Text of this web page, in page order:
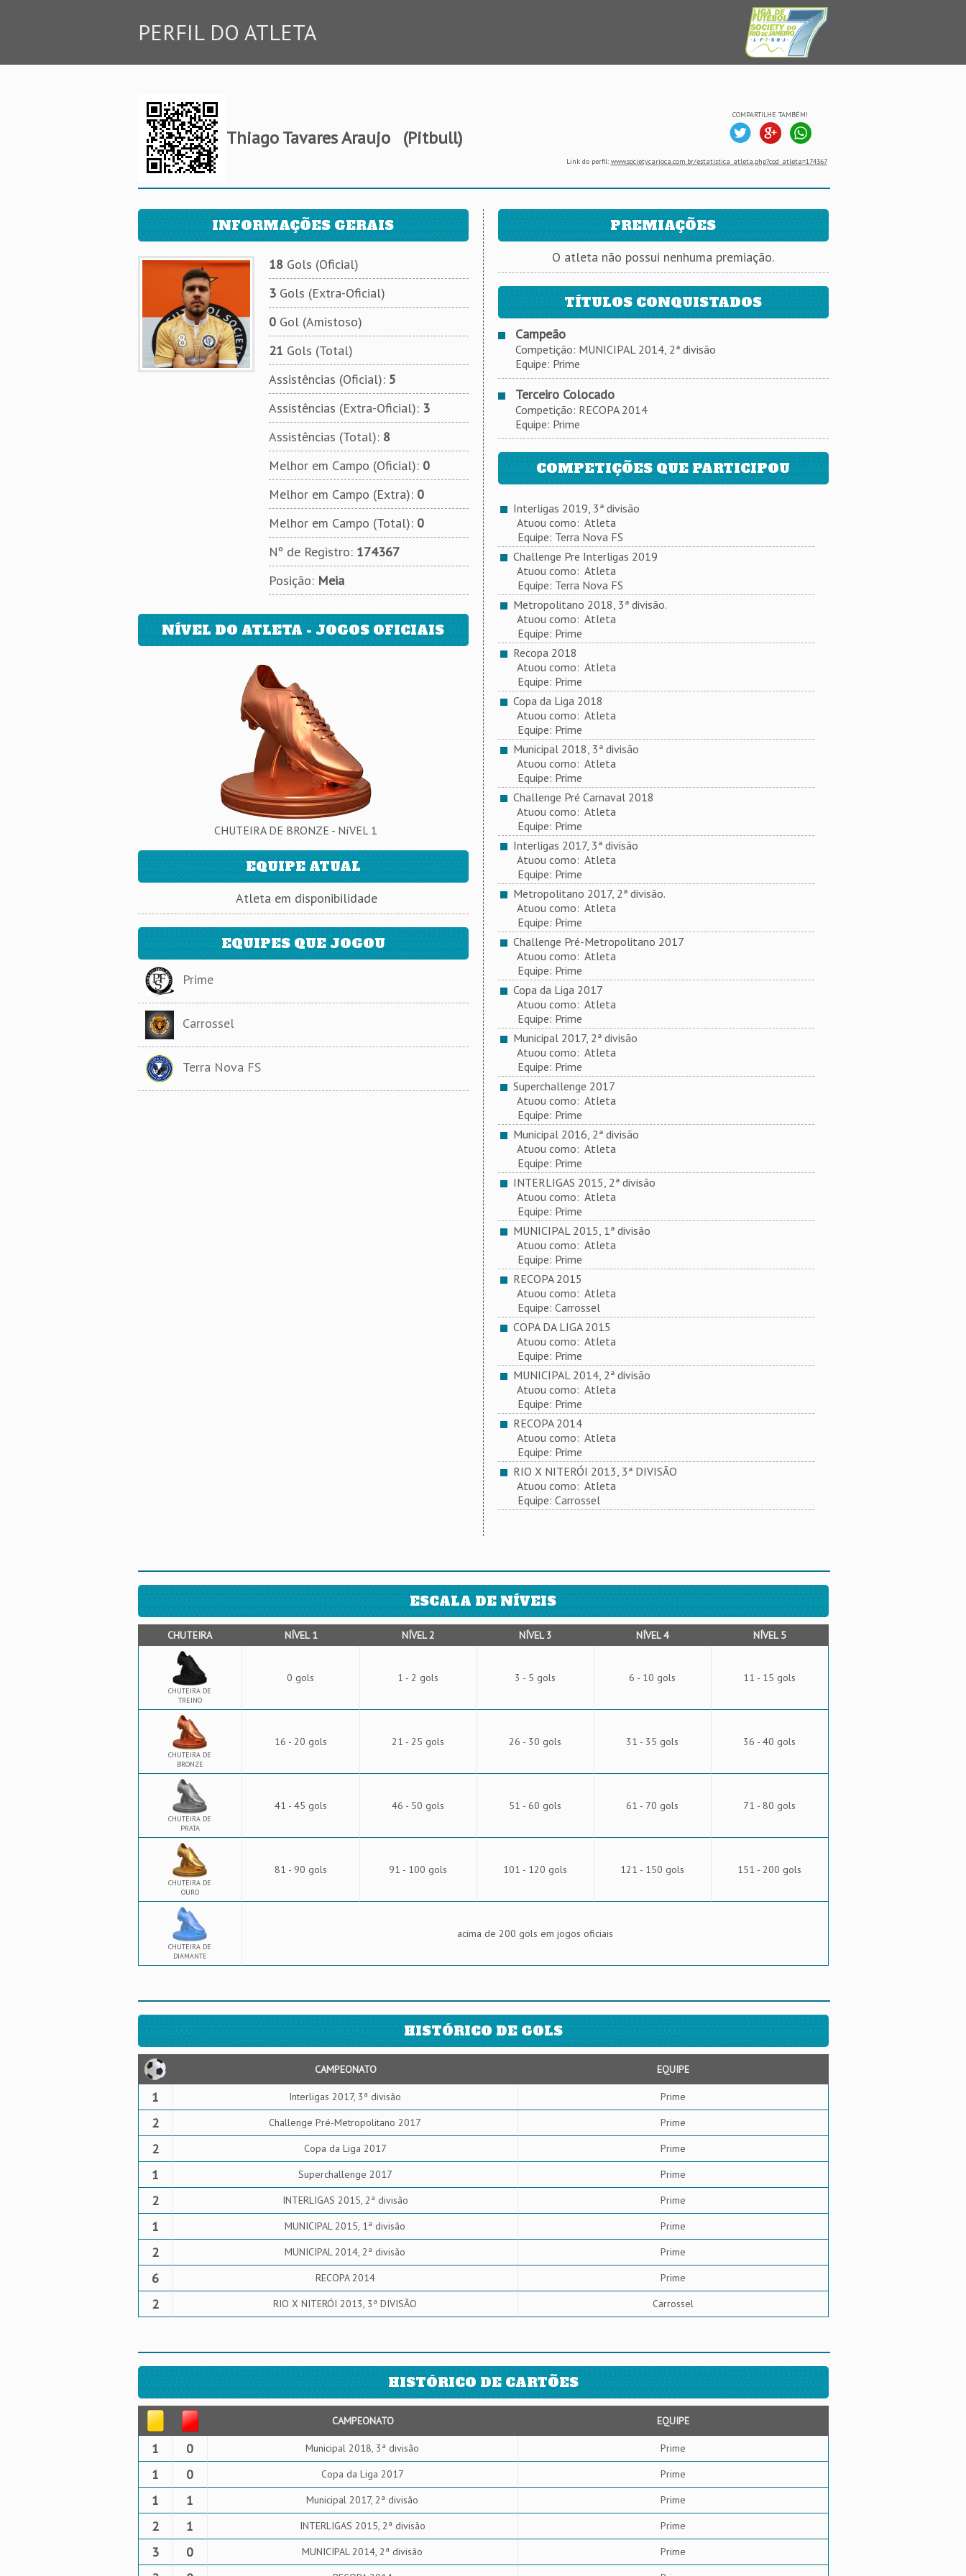
PERFIL DO ATLETA
Thiago Tavares Araujo (Pitbull)
COMPARTILHE TAMBÉM!
Link do perfil: www.societycarioca.com.br/estatistica_atleta.php?cod_atleta=174367
INFORMAÇÕES GERAIS
18Gols (Oficial)
3Gols (Extra-Oficial)
0Gol (Amistoso)
21 Gols (Total)
Assistências (Oficial): 5
Assistências (Extra-Oficial): 3
Assistências (Total): 8
Melhor em Campo (Oficial): 0
Melhor em Campo (Extra): 0
Melhor em Campo (Total): 0
Nº de Registro: 174367
Posição: Meia
NÍVEL DO ATLETA - JOGOS OFICIAIS
CHUTEIRA DE BRONZE - NíVEL 1
EQUIPE ATUAL
Atleta em disponibilidade
EQUIPES QUE JOGOU
Prime
Carrossel
Terra Nova FS
PREMIAÇÕES
O atleta não possui nenhuma premiação.
TÍTULOS CONQUISTADOS
Campeão
Competição: MUNICIPAL 2014, 2ª divisão
Equipe: Prime
Terceiro Colocado
Competição: RECOPA 2014
Equipe: Prime
COMPETIÇÕES QUE PARTICIPOU
Interligas 2019, 3ª divisão
Atuou como: Atleta
Equipe: Terra Nova FS
Challenge Pre Interligas 2019
Atuou como: Atleta
Equipe: Terra Nova FS
Metropolitano 2018, 3ª divisão.
Atuou como: Atleta
Equipe: Prime
Recopa 2018
Atuou como: Atleta
Equipe: Prime
Copa da Liga 2018
Atuou como: Atleta
Equipe: Prime
Municipal 2018, 3ª divisão
Atuou como: Atleta
Equipe: Prime
Challenge Pré Carnaval 2018
Atuou como: Atleta
Equipe: Prime
Interligas 2017, 3ª divisão
Atuou como: Atleta
Equipe: Prime
Metropolitano 2017, 2ª divisão.
Atuou como: Atleta
Equipe: Prime
Challenge Pré-Metropolitano 2017
Atuou como: Atleta
Equipe: Prime
Copa da Liga 2017
Atuou como: Atleta
Equipe: Prime
Municipal 2017, 2ª divisão
Atuou como: Atleta
Equipe: Prime
Superchallenge 2017
Atuou como: Atleta
Equipe: Prime
Municipal 2016, 2ª divisão
Atuou como: Atleta
Equipe: Prime
INTERLIGAS 2015, 2ª divisão
Atuou como: Atleta
Equipe: Prime
MUNICIPAL 2015, 1ª divisão
Atuou como: Atleta
Equipe: Prime
RECOPA 2015
Atuou como: Atleta
Equipe: Carrossel
COPA DA LIGA 2015
Atuou como: Atleta
Equipe: Prime
MUNICIPAL 2014, 2ª divisão
Atuou como: Atleta
Equipe: Prime
RECOPA 2014
Atuou como: Atleta
Equipe: Prime
RIO X NITERÓI 2013, 3ª DIVISÃO
Atuou como: Atleta
Equipe: Carrossel
ESCALA DE NÍVEIS
CHUTEIRA NÍVEL 1 NÍVEL 2 NÍVEL 3 NÍVEL 4 NÍVEL 5
CHUTEIRA DE
TREINO
0 gols 1 - 2 gols 3 - 5 gols 6 - 10 gols 11 - 15 gols
CHUTEIRA DE
BRONZE
16 - 20 gols 21 - 25 gols 26 - 30 gols 31 - 35 gols 36 - 40 gols
CHUTEIRA DE
PRATA
41 - 45 gols 46 - 50 gols 51 - 60 gols 61 - 70 gols 71 - 80 gols
CHUTEIRA DE
OURO
81 - 90 gols 91 - 100 gols 101 - 120 gols 121 - 150 gols 151 - 200 gols
CHUTEIRA DE
DIAMANTE
acima de 200 gols em jogos oficiais
HISTÓRICO DE GOLS
CAMPEONATO EQUIPE
1 Interligas 2017, 3ª divisão Prime
2 Challenge Pré-Metropolitano 2017 Prime
2 Copa da Liga 2017 Prime
1 Superchallenge 2017 Prime
2 INTERLIGAS 2015, 2ª divisão Prime
1 MUNICIPAL 2015, 1ª divisão Prime
2 MUNICIPAL 2014, 2ª divisão Prime
6 RECOPA 2014 Prime
2 RIO X NITERÓI 2013, 3ª DIVISÃO Carrossel
HISTÓRICO DE CARTÕES
CAMPEONATO EQUIPE
1 0 Municipal 2018, 3ª divisão Prime
1 0 Copa da Liga 2017 Prime
1 1 Municipal 2017, 2ª divisão Prime
2 1 INTERLIGAS 2015, 2ª divisão Prime
3 0 MUNICIPAL 2014, 2ª divisão Prime